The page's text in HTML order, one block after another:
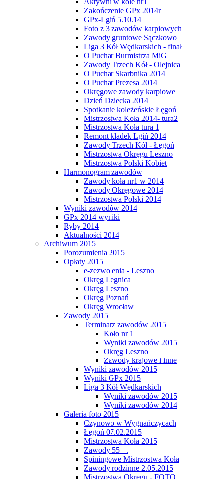
Aktywni w kole nr1
Zakończenie GPx 2014r
GPx-Lgiń 5.10.14
Foto z 3 zawodów karpiowych
Zawody gruntowe Sączkowo
Liga 3 Kół Wędkarskich - finał
O Puchar Burmistrza MiG
Zawody Trzech Kół - Olejnica
O Puchar Skarbnika 2014
O Puchar Prezesa 2014
Okręgowe zawody karpiowe
Dzień Dziecka 2014
Spotkanie koleżeńskie Łęgoń
Mistrzostwa Koła 2014- tura2
Mistrzostwa Koła tura 1
Remont kładek Lgiń 2014
Zawody Trzech Kół - Łęgoń
Mistrzostwa Okręgu Leszno
Mistrzostwa Polski Kobiet
Harmonogram zawodów
Zawody koła nr1 w 2014
Zawody Okręgowe 2014
Mistrzostwa Polski 2014
Wyniki zawodów 2014
GPx 2014 wyniki
Ryby 2014
Aktualności 2014
Archiwum 2015
Porozumienia 2015
Opłaty 2015
e-zezwolenia - Leszno
Okręg Legnica
Okręg Leszno
Okręg Poznań
Okręg Wrocław
Zawody 2015
Terminarz zawodów 2015
Koło nr 1
Wyniki zawodów 2015
Okręg Leszno
Zawody krajowe i inne
Wyniki zawodów 2015
Wyniki GPx 2015
Liga 3 Kół Wędkarskich
Wyniki zawodów 2015
Wyniki zawodów 2014
Galeria foto 2015
Czynowo w Wygnańczycach
Łęgoń 07.02.2015
Mistrzostwa Koła 2015
Zawody 55+ .
Spiningowe Mistrzostwa Koła
Zawody rodzinne 2.05.2015
Mistrzostwa Okręgu - FOTO